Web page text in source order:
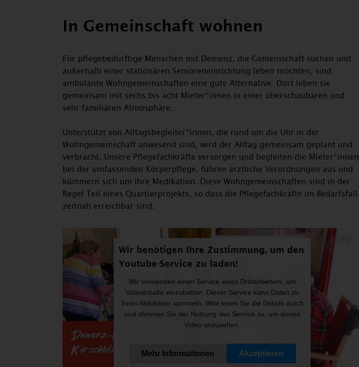
In Gemeinschaft wohnen
Für pflegebedürftige Menschen mit Demenz, die Gemeinschaft suchen und
außerhalb einer stationären Senioreneinrichtung leben möchten, sind
ambulante Wohngemeinschaften eine gute Alternative: Dort leben sie
gemeinsam mit sechs bis acht Mieter*innen in einer überschaubaren und
sehr familiären Atmosphäre.
Unterstützt von Alltagsbegleiter*innen, die rund um die Uhr in der
Wohngemeinschaft anwesend sind, wird der Alltag gemeinsam geplant und
verbracht. Unsere Pflegefachkräfte versorgen und begleiten die Mieter*innen
bei der umfassenden Körperpflege, führen ärztliche Verordnungen aus und
kümmern sich um ihre Medikation. Diese Wohngemeinschaften sind in der
Regel Teil eines Quartierprojekts, so dass die Pflegefachkräfte im Bedarfsfall
zeitnah erreichbar sind.
Wir benötigen Ihre Zustimmung, um den
Youtube-Service zu laden!
Wir verwenden einen Service eines Drittanbieters, um
Videoinhalte einzubetten. Dieser Service kann Daten zu
Ihren Aktivitäten sammeln. Bitte lesen Sie die Details durch
und stimmen Sie der Nutzung des Service zu, um dieses
Video anzusehen.
Mehr Informationen Akzeptieren